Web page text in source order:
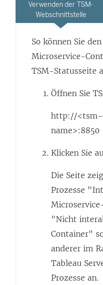
Verwenden der TSM-
Webschnittstelle
So können Sie
Microservice-
TSM-Statusseite
Öffnen Sie
http://<tsm-
name>:8850
Klicken Sie
Die Seite
Prozesse
"Nicht
Container"
anderer im
Tableau
Prozesse an.